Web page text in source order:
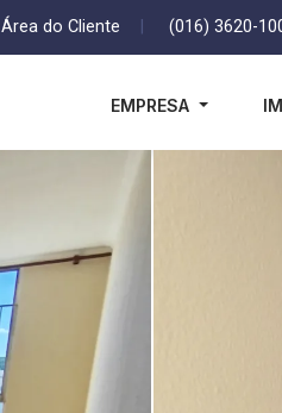
Área do Cliente (016) 3620-
EMPRESA